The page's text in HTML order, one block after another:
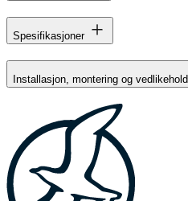
Spesifikasjoner
Installasjon, montering og vedlikehold